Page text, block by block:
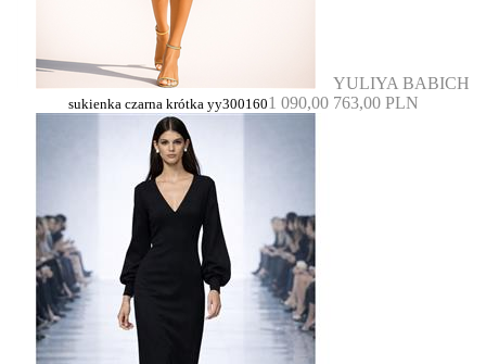
YULIYA BABICH
sukienka czarna krótka yy3001601 090,00 763,00 PLN